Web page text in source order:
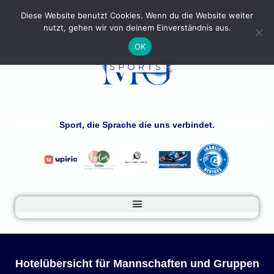
Sport, die Sprache die uns verbindet.
Hotelübersicht für Mannschaften und Gruppen
Diese Website benutzt Cookies. Wenn du die Website weiter
nutzt, gehen wir von deinem Einverständnis aus.
OK